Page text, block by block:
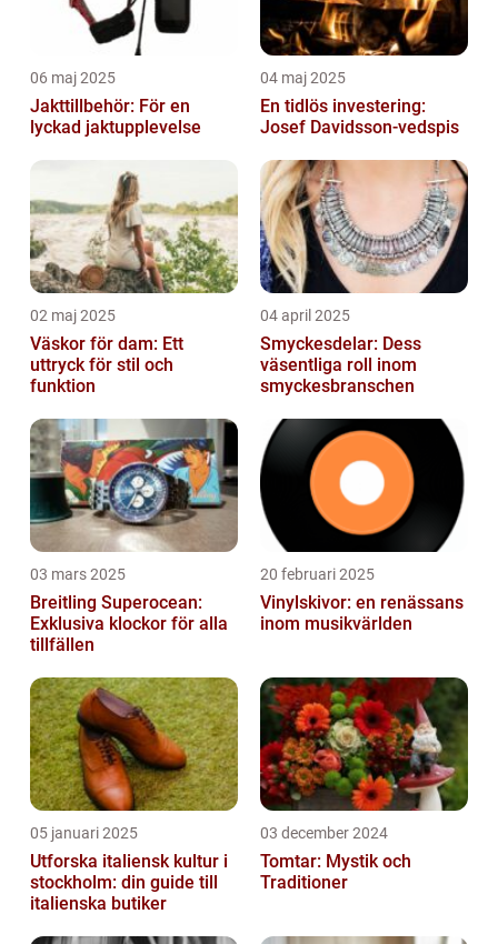
06 maj 2025
Jakttillbehör: För en
lyckad jaktupplevelse
04 maj 2025
En tidlös investering:
Josef Davidsson-vedspis
02 maj 2025
Väskor för dam: Ett
uttryck för stil och
funktion
04 april 2025
Smyckesdelar: Dess
väsentliga roll inom
smyckesbranschen
03 mars 2025
Breitling Superocean:
Exklusiva klockor för alla
tillfällen
20 februari 2025
Vinylskivor: en renässans
inom musikvärlden
05 januari 2025
Utforska italiensk kultur i
stockholm: din guide till
italienska butiker
03 december 2024
Tomtar: Mystik och
Traditioner